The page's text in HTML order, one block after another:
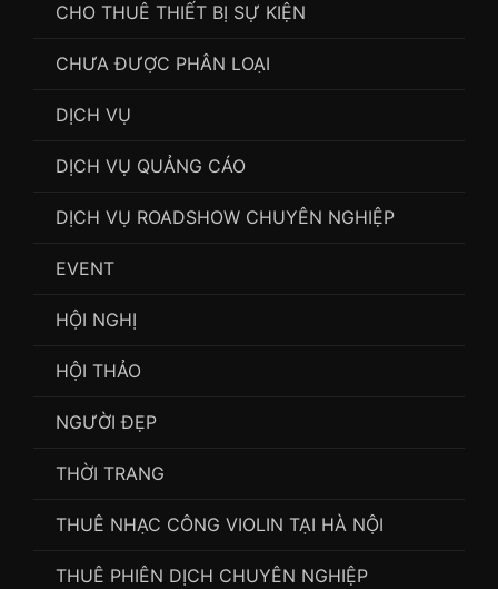
CHO THUÊ THIẾT BỊ SỰ KIỆN
CHƯA ĐƯỢC PHÂN LOẠI
DỊCH VỤ
DỊCH VỤ QUẢNG CÁO
DỊCH VỤ ROADSHOW CHUYÊN NGHIỆP
EVENT
HỘI NGHỊ
HỘI THẢO
NGƯỜI ĐẸP
THỜI TRANG
THUÊ NHẠC CÔNG VIOLIN TẠI HÀ NỘI
THUÊ PHIÊN DỊCH CHUYÊN NGHIỆP